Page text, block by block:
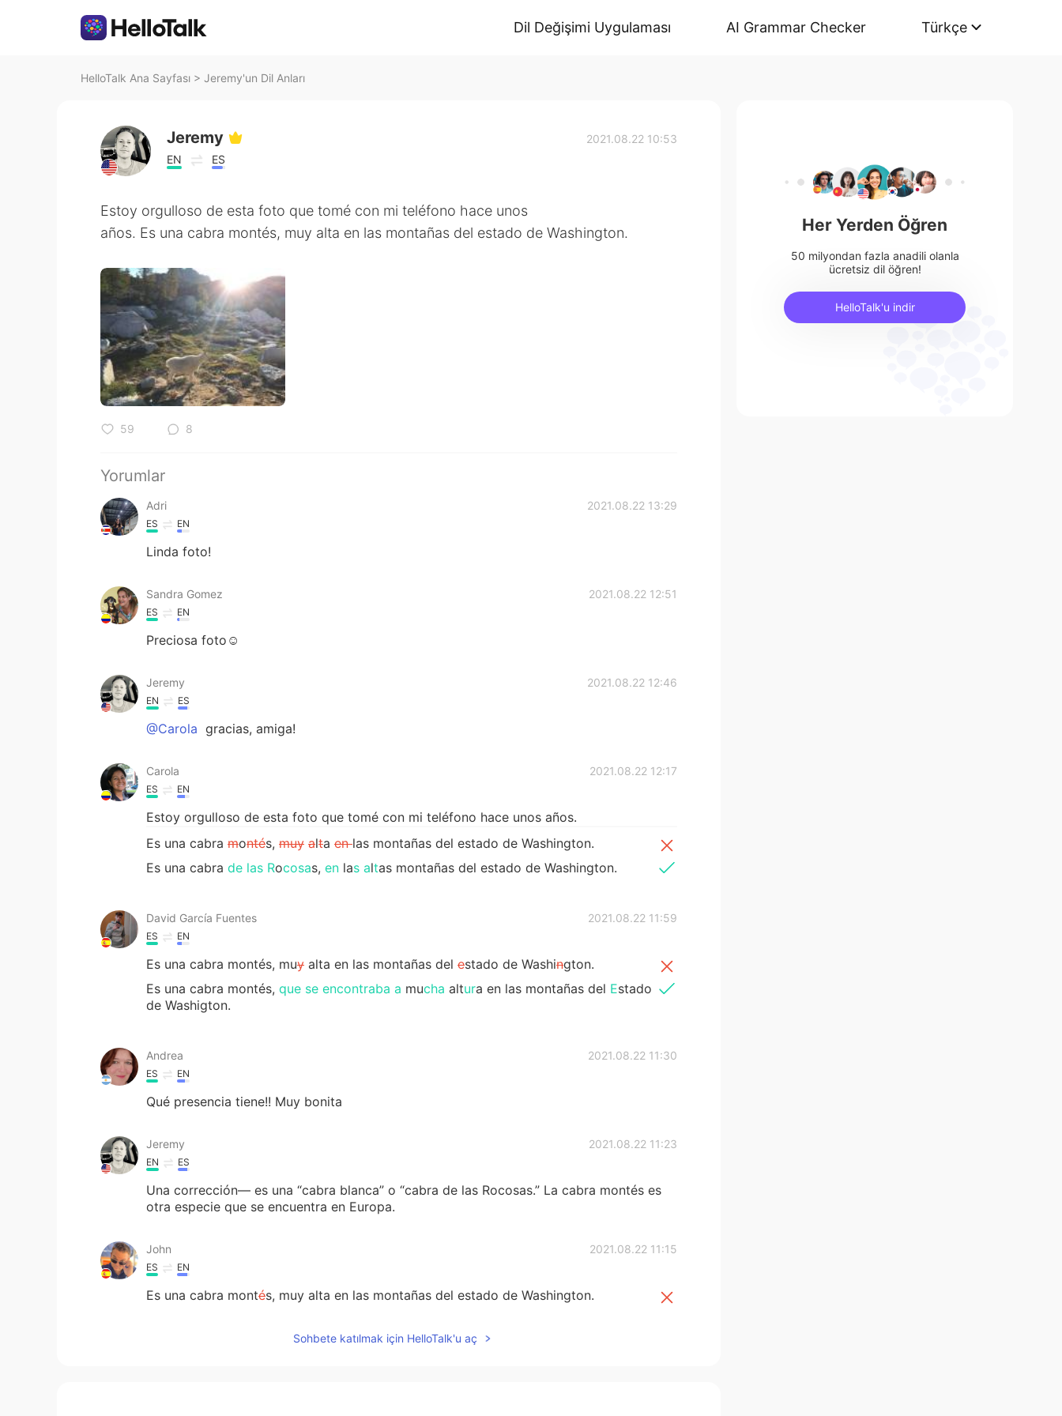
Dil Değişimi Uygulaması AI Grammar Checker Türkçe
HelloTalk Ana Sayfası > Jeremy'un Dil Anları
Jeremy
EN ES
2021.08.22 10:53
Estoy orgulloso de esta foto que tomé con mi teléfono hace unos
años. Es una cabra montés, muy alta en las montañas del estado de Washington.
59 8
Yorumlar
Adri 2021.08.22 13:29
ES EN
Linda foto!
Sandra Gomez 2021.08.22 12:51
ES EN
Preciosa foto☺
Jeremy 2021.08.22 12:46
EN ES
@Carola gracias, amiga!
Carola 2021.08.22 12:17
ES EN
Estoy orgulloso de esta foto que tomé con mi teléfono hace unos años.
Es una cabra montés, muy alta enlas montañas del estado de Washington.
Es una cabra de las Rocosas, en las altas montañas del estado de Washington.
David García Fuentes 2021.08.22 11:59
ES EN
Es una cabra montés, muy alta en las montañas del estado de Washington.
Es una cabra montés, que se encontraba a mucha altura en las montañas del Estado
de Washigton.
Andrea 2021.08.22 11:30
ES EN
Qué presencia tiene!! Muy bonita
Jeremy 2021.08.22 11:23
EN ES
Una corrección— es una “cabra blanca” o “cabra de las Rocosas.” La cabra montés es
otra especie que se encuentra en Europa.
John 2021.08.22 11:15
ES EN
Es una cabra montés, muy alta en las montañas del estado de Washington.
Sohbete katılmak için HelloTalk'u aç
Her Yerden Öğren
50 milyondan fazla anadili olanla
ücretsiz dil öğren!
HelloTalk'u indir